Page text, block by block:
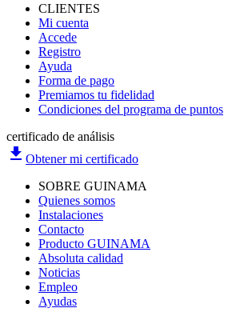
CLIENTES
Mi cuenta
Accede
Registro
Ayuda
Forma de pago
Premiamos tu fidelidad
Condiciones del programa de puntos
certificado de análisis
file_download Obtener mi certificado
SOBRE GUINAMA
Quienes somos
Instalaciones
Contacto
Producto GUINAMA
Absoluta calidad
Noticias
Empleo
Ayudas